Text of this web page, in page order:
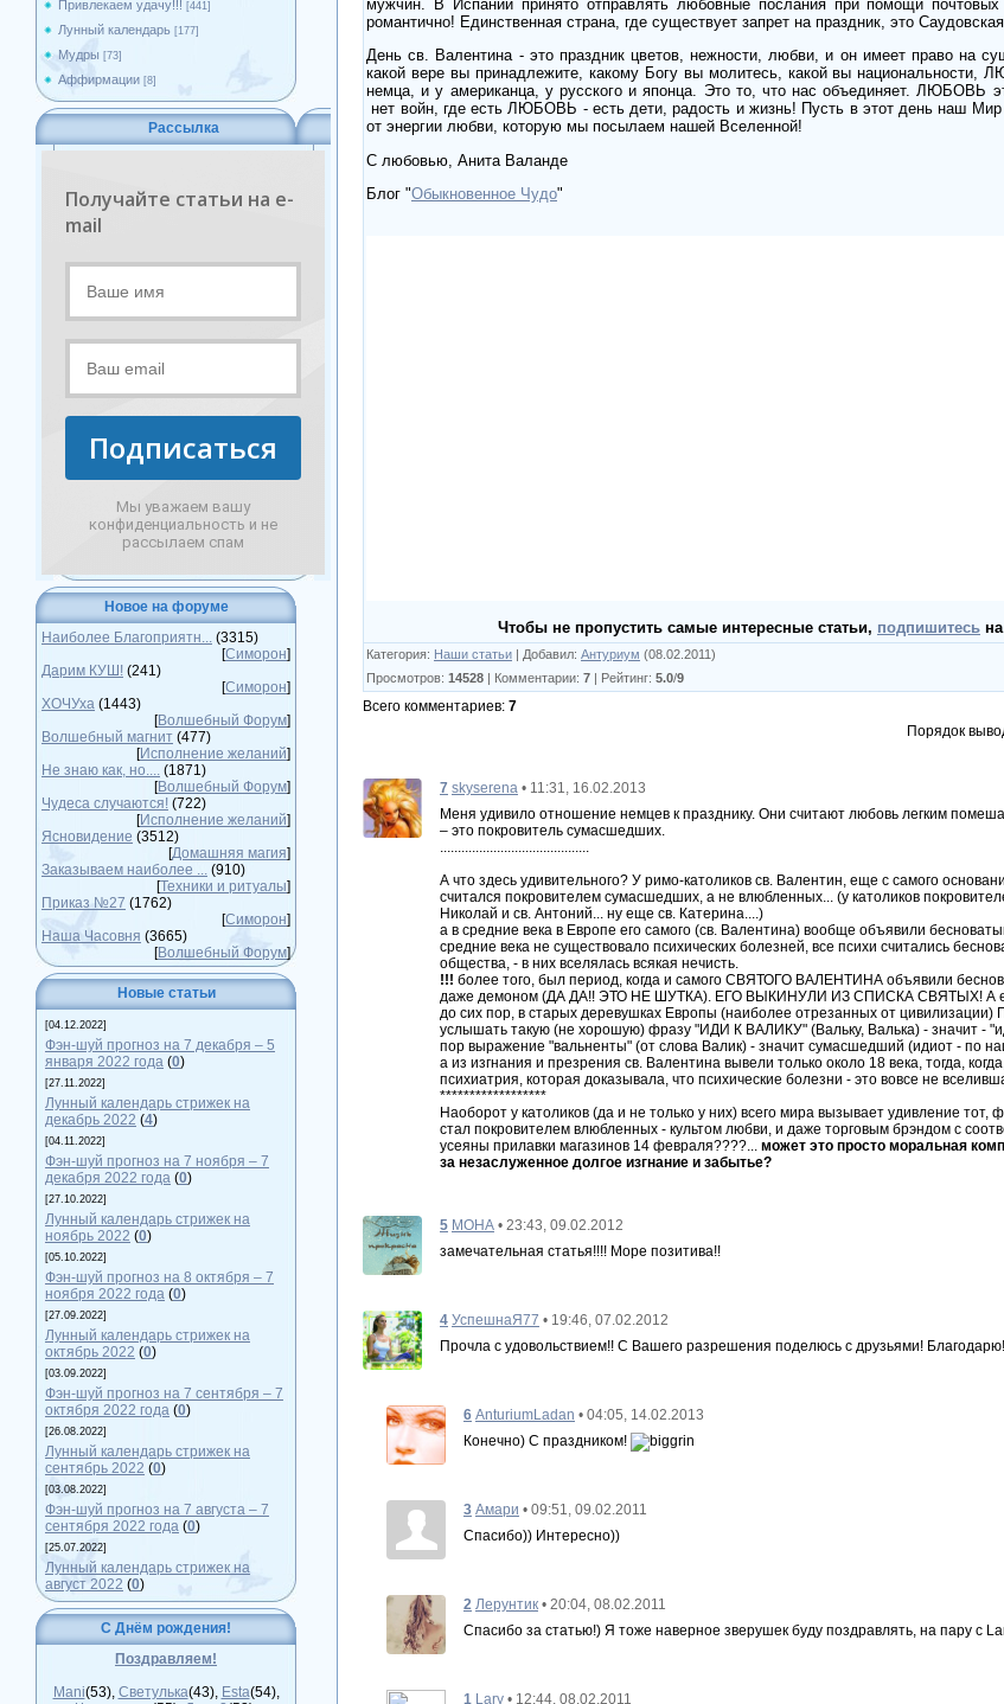
Привлекаем удачу!!! [441]
Лунный календарь [177]
Мудры [73]
Аффирмации [8]
Рассылка
Получайте статьи на e-
mail
Подписаться
Мы уважаем вашу
конфиденциальность и не
рассылаем спам
Новое на форуме
Наиболее Благоприятн... (3315)
[Симорон]
Дарим КУШ! (241)
[Симорон]
ХОЧУха (1443)
[Волшебный Форум]
Волшебный магнит (477)
[Исполнение желаний]
Не знаю как, но.... (1871)
[Волшебный Форум]
Чудеса случаются! (722)
[Исполнение желаний]
Ясновидение (3512)
[Домашняя магия]
Заказываем наиболее ... (910)
[Техники и ритуалы]
Приказ №27 (1762)
[Симорон]
Наша Часовня (3665)
[Волшебный Форум]
Новые статьи
[04.12.2022]
Фэн-шуй прогноз на 7 декабря – 5
января 2022 года (0)
[27.11.2022]
Лунный календарь стрижек на
декабрь 2022 (4)
[04.11.2022]
Фэн-шуй прогноз на 7 ноября – 7
декабря 2022 года (0)
[27.10.2022]
Лунный календарь стрижек на
ноябрь 2022 (0)
[05.10.2022]
Фэн-шуй прогноз на 8 октября – 7
ноября 2022 года (0)
[27.09.2022]
Лунный календарь стрижек на
октябрь 2022 (0)
[03.09.2022]
Фэн-шуй прогноз на 7 сентября – 7
октября 2022 года (0)
[26.08.2022]
Лунный календарь стрижек на
сентябрь 2022 (0)
[03.08.2022]
Фэн-шуй прогноз на 7 августа – 7
сентября 2022 года (0)
[25.07.2022]
Лунный календарь стрижек на
август 2022 (0)
С Днём рождения!
Поздравляем!
Mani(53), Светулька(43), Esta(54),
мужчин. В Испании принято отправлять любовные послания при помощи
романтично! Единственная страна, где существует запрет на праздник, это
День св. Валентина - это праздник цветов, нежности, любви, и он имеет право на
какой вере вы принадлежите, какому Богу вы молитесь, какой вы
немца, и у американца, у русского и японца. Это то, что нас объединяет.
нет войн, где есть ЛЮБОВЬ - есть дети, радость и жизнь! Пусть в этот день наш Мир
от энергии любви, которую мы посылаем нашей Вселенной!
С любовью, Анита Валанде
Блог "Обыкновенное Чудо"
Чтобы не пропустить самые интересные статьи, подпишитесь
Категория: Наши статьи | Добавил: Антуриум (08.02.2011)
Просмотров: 14528 | Комментарии: 7 | Рейтинг: 5.0/9
Всего комментариев: 7
Порядок
7 skyserena • 11:31, 16.02.2013
Меня удивило отношение немцев к празднику. Они считают любовь легким
– это покровитель сумасшедших.
..........................................
А что здесь удивительного? У римо-католиков св. Валентин, еще с самого
считался покровителем сумасшедших, а не влюбленных... (у католиков
Николай и св. Антоний... ну еще св. Катерина....)
а в средние века в Европе его самого (св. Валентина) вообще объявили
средние века не существовало психических болезней, все психи считались
общества, - в них вселялась всякая нечисть.
!!! более того, был период, когда и самого СВЯТОГО ВАЛЕНТИНА объявили
даже демоном (ДА ДА!! ЭТО НЕ ШУТКА). ЕГО ВЫКИНУЛИ ИЗ СПИСКА СВЯТЫХ! А
до сих пор, в старых деревушках Европы (наиболее отрезанных от
услышать такую (не хорошую) фразу "ИДИ К ВАЛИКУ" (Вальку, Валька) - значит -
пор выражение "вальненты" (от слова Валик) - значит сумасшедший (идиот - по
а из изгнания и презрения св. Валентина вывели только около 18 века, тогда,
психиатрия, которая доказывала, что психические болезни - это вовсе не
******************
Наоборот у католиков (да и не только у них) всего мира вызывает удивление тот,
стал покровителем влюбленных - культом любви, и даже торговым брэндом с
усеяны прилавки магазинов 14 февраля????... может это просто моральная
за незаслуженное долгое изгнание и забытье?
5 МОНА • 23:43, 09.02.2012
замечательная статья!!!! Море позитива!!
4 УспешнаЯ77 • 19:46, 07.02.2012
Прочла с удовольствием!! С Вашего разрешения поделюсь с друзьями!
6 AnturiumLadan • 04:05, 14.02.2013
Конечно) С праздником!
3 Амари • 09:51, 09.02.2011
Спасибо)) Интересно))
2 Лерунтик • 20:04, 08.02.2011
Спасибо за статью!) Я тоже наверное зверушек буду поздравлять, на пару с
1 Lary • 12:44, 08.02.2011